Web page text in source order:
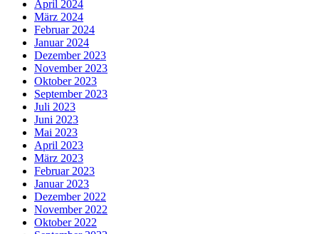
April 2024
März 2024
Februar 2024
Januar 2024
Dezember 2023
November 2023
Oktober 2023
September 2023
Juli 2023
Juni 2023
Mai 2023
April 2023
März 2023
Februar 2023
Januar 2023
Dezember 2022
November 2022
Oktober 2022